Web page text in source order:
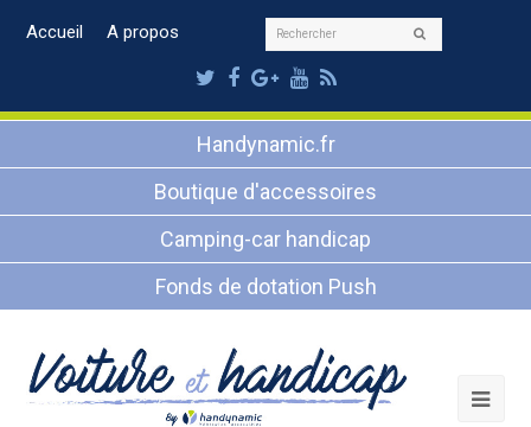
Accueil A propos Rechercher
Twitter
Facebook
Google
Plus
Youtube
RSS
Handynamic.fr
Boutique d'accessoires
Camping-car handicap
Fonds de dotation Push